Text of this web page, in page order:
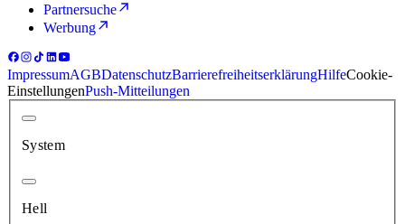
Partnersuche
Werbung
ImpressumAGBDatenschutzBarrierefreiheitserklärungHilfeCookie-
EinstellungenPush-Mitteilungen
System
Hell